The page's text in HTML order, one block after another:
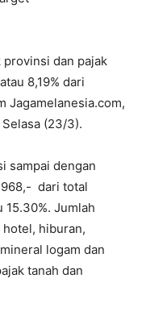
provinsi dan pajak
8,19% dari
Jagamelanesia.com,
(23/3).
sampai dengan
dari total
15.30%. Jumlah
hiburan,
logam dan
tanah dan